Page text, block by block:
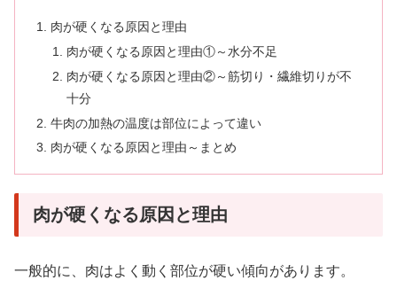
肉が硬くなる原因と理由
肉が硬くなる原因と理由①～水分不足
肉が硬くなる原因と理由②～筋切り・繊維切りが不
十分
牛肉の加熱の温度は部位によって違い
肉が硬くなる原因と理由～まとめ
肉が硬くなる原因と理由
一般的に、肉はよく動く部位が硬い傾向があります。